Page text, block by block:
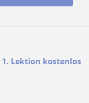
1. Lektion kostenlos